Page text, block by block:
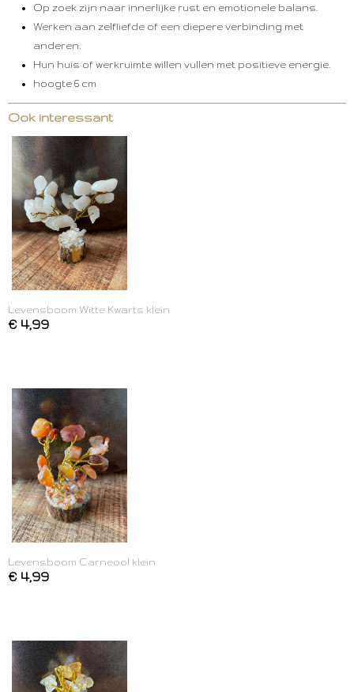
Op zoek zijn naar innerlijke rust en emotionele balans.
Werken aan zelfliefde of een diepere verbinding met
anderen.
Hun huis of werkruimte willen vullen met positieve energie.
hoogte 6 cm
Ook interessant
Levensboom Witte Kwarts klein
€ 4,99
Levensboom Carneool klein
€ 4,99